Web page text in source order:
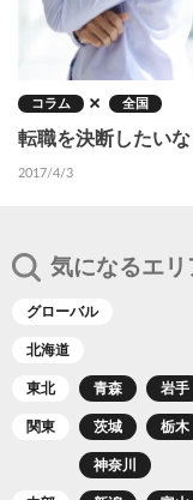
コラム 全国
転職を決断したい
2017/4/3
気になるエ
グローバル
北海道
東北 青森 岩手
関東 茨城 栃木
神奈川